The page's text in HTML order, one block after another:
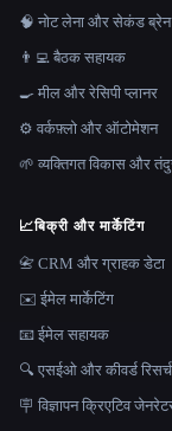
🧠 नोट लेना और सेकंड ब्रेन
👨‍💻 बैठक सहायक
🍳 मील और रेसिपी प्लानर
⚙️ वर्कफ़्लो और ऑटोमेशन
🌱 व्यक्तिगत विकास और
📈बिक्री और मार्केटिंग
📇 CRM और ग्राहक डेटा
✉️ ईमेल मार्केटिंग
📧 ईमेल सहायक
🔍 एसईओ और कीवर्ड रिसर्च
🪧 विज्ञापन क्रिएटिव